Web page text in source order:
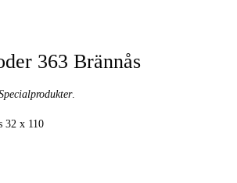
363 Brännås
.
32 x 110